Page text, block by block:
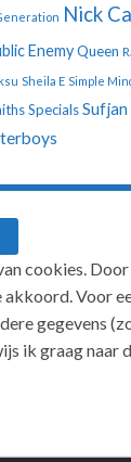
Nick
EnemyQueen
Sheila E Simple
SpecialsSufjan
cookies.
akkoord. Voor
gegevens
ik graag naar